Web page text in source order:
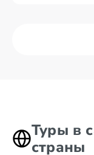
Туры в
страны